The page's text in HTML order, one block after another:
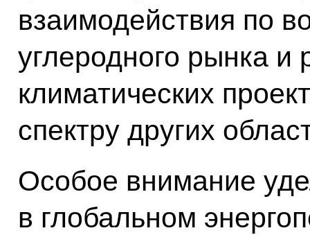
взаимодействия по
углеродного рынка и
климатических
спектру других
Особое внимание
в глобальном